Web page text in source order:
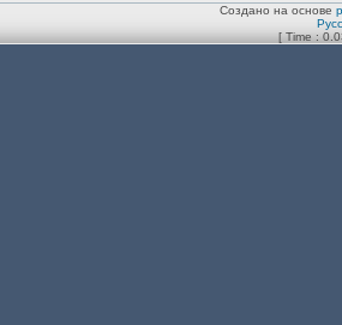
Создано на основе
[ Time :